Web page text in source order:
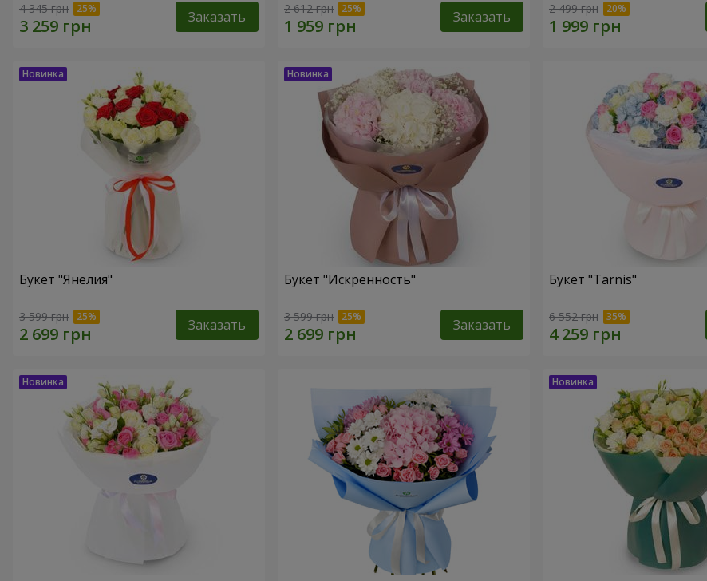
4 345 грн Заказать 2 612 грн Заказать 2 499 грн
Букет "Янелия"
3 599 грн Заказать
Букет "Искренность"
3 599 грн Заказать
Букет "Tarnis"
6 552 грн